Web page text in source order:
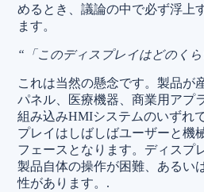
めるとき、議論の中で必ず浮上
ます。
“「このディスプレイはどのく
これは当然の懸念です。製品が
パネル、医療機器、商業用アプ
組み込みHMIシステムのいずれ
プレイはしばしばユーザーと機
フェースとなります。ディスプ
製品自体の操作が困難、あるい
性があります。.